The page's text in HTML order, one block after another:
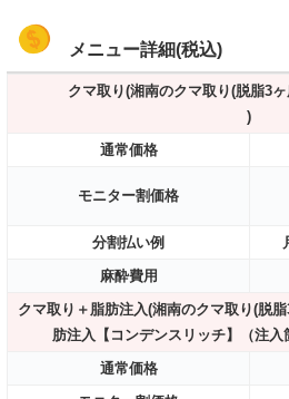
メニュー詳細(税込)
クマ取り(湘南のクマ取り(脱脂3
)
通常価格
モニター割価格
分割払い例
麻酔費用
クマ取り＋脂肪注入(湘南のクマ取り(脱
肪注入【コンデンスリッチ】（注
通常価格